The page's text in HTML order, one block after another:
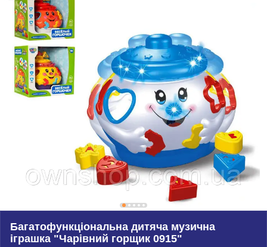
Багатофункціональна дитяча музична
іграшка "Чарівний горщик 0915"